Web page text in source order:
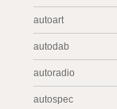
autoart
autodab
autoradio
autospec